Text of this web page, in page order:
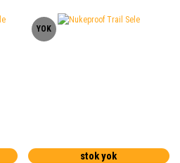
YOK
stok yok